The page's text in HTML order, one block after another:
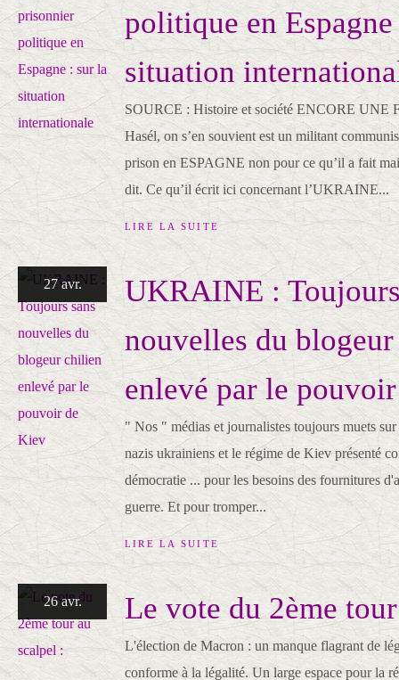
politique en
situation
SOURCE : Histoire et société ENCORE UNE
Hasél, on s’en souvient est un militant
prison en ESPAGNE non pour ce qu’il a fait
dit. Ce qu’il écrit ici concernant l’UKRAINE...
LIRE LA SUITE
27 avr.
UKRAINE :
nouvelles du
enlevé par le
" Nos " médias et journalistes toujours muets
nazis ukrainiens et le régime de Kiev présenté
démocratie ... pour les besoins des fournitures
guerre. Et pour tromper...
LIRE LA SUITE
26 avr. Le vote du 2ème
L'élection de Macron : un manque flagrant de
conforme à la légalité. Un large espace pour la